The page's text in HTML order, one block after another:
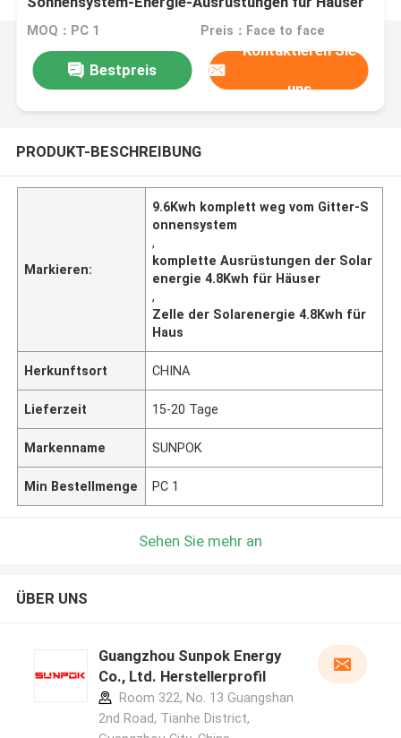
MOQ：PC 1 Preis：Face to face
Bestpreis
Kontaktieren Sie
uns
PRODUKT-BESCHREIBUNG
Markieren:
9.6Kwh komplett weg vom Gitter-S
onnensystem
,
komplette Ausrüstungen der Solar
energie 4.8Kwh für Häuser
,
Zelle der Solarenergie 4.8Kwh für
Haus
Herkunftsort CHINA
Lieferzeit 15-20 Tage
Markenname SUNPOK
Min Bestellmenge PC 1
Sehen Sie mehr an
ÜBER UNS
Guangzhou Sunpok Energy
Co., Ltd. Herstellerprofil
Room 322, No. 13 Guangshan
2nd Road, Tianhe District,